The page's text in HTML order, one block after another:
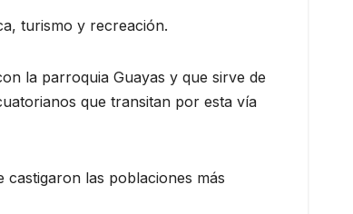
turismo y recreación.
la parroquia Guayas y que sirve de
que transitan por esta vía
castigaron las poblaciones más